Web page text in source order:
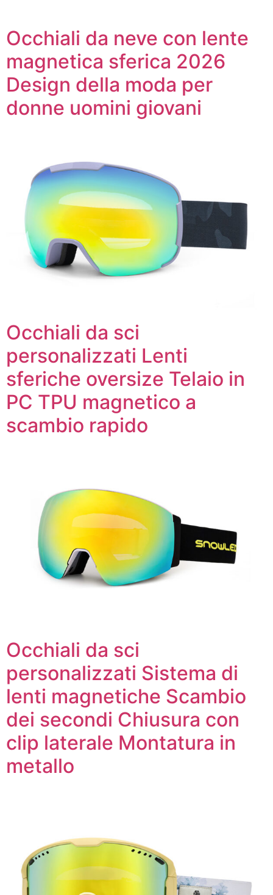
Occhiali da neve con lente
magnetica sferica 2026
Design della moda per
donne uomini giovani
Occhiali da sci
personalizzati Lenti
sferiche oversize Telaio in
PC TPU magnetico a
scambio rapido
Occhiali da sci
personalizzati Sistema di
lenti magnetiche Scambio
dei secondi Chiusura con
clip laterale Montatura in
metallo